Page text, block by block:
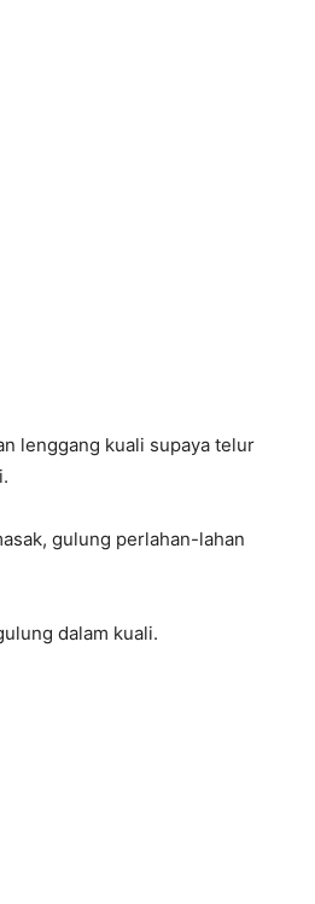
lenggang kuali supaya telur
gulung perlahan-lahan
dalam kuali.